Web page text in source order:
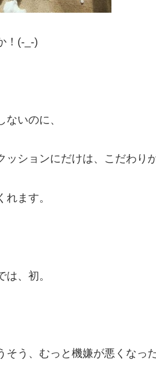
！(-_-)
ないのに、
ッションにだけは、こだわり
れます。
は、初。
そう、むっと機嫌が悪くなった